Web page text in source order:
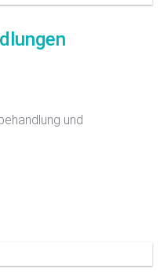
und